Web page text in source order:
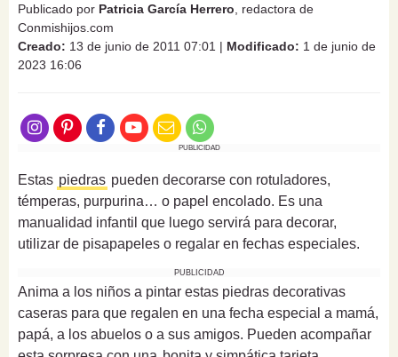
Publicado por Patricia García Herrero , redactora de
Conmishijos.com
Creado: 13 de junio de 2011 07:01 | Modificado: 1 de junio de
2023 16:06
PUBLICIDAD
Estas piedras pueden decorarse con rotuladores,
témperas, purpurina… o papel encolado. Es una
manualidad infantil que luego servirá para decorar,
utilizar de pisapapeles o regalar en fechas especiales.
PUBLICIDAD
Anima a los niños a pintar estas piedras decorativas
caseras para que regalen en una fecha especial a mamá,
papá, a los abuelos o a sus amigos. Pueden acompañar